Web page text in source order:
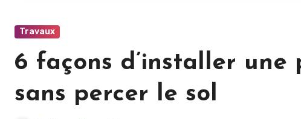
Travaux
6 façons d’installer
sans percer le sol